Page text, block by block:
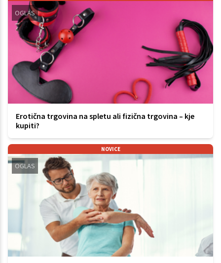
OGLAS
Erotična trgovina na spletu ali fizična trgovina – kje
kupiti?
NOVICE
OGLAS